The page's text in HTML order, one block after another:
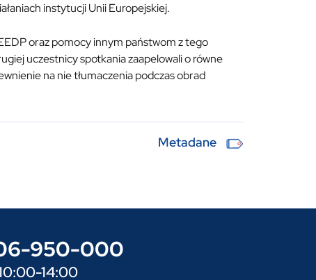
instytucji Unii Europejskiej.
oraz pomocy innym państwom z tego
uczestnicy spotkania zaapelowali o równe
na nie tłumaczenia podczas obrad
Metadane
950-000
14:00